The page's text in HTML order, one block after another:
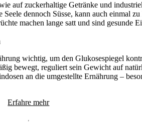
auf zuckerhaltige Getränke und
dennoch Süsse, kann auch einmal
machen lange satt und sind gesunde
wichtig, um den Glukosespiegel
bewegt, reguliert sein Gewicht auf
an die umgestellte Ernährung –
Erfahre mehr